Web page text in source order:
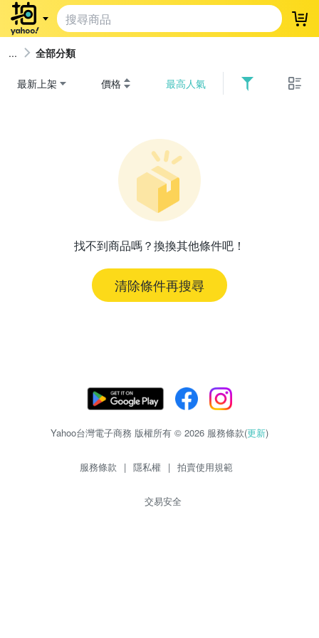
登
全部分類
最新上架 價格 最高人氣
找不到商品嗎？換換其他條件吧！
清除條件再搜尋
Yahoo台灣電子商務 版權所有 © 2026 服務條款(更新)
服務條款 | 隱私權 | 拍賣使用規範
交易安全